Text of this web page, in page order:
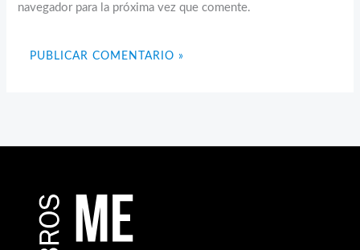
navegador para la próxima vez que comente.